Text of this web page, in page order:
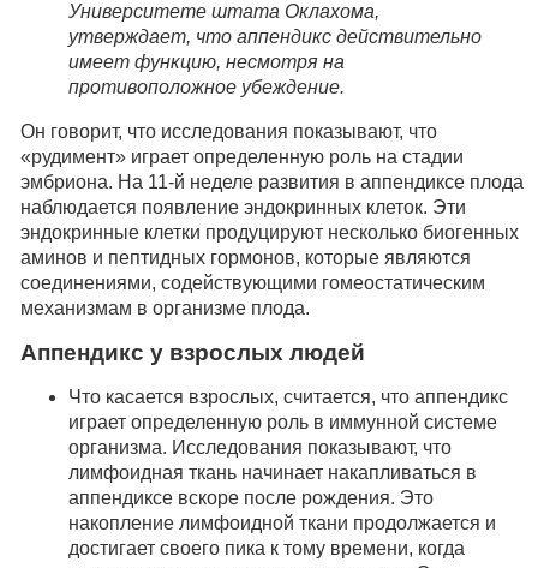
Университете штата Оклахома,
утверждает, что аппендикс действительно
имеет функцию, несмотря на
противоположное убеждение.
Он говорит, что исследования показывают, что
«рудимент» играет определенную роль на стадии
эмбриона. На 11-й неделе развития в аппендиксе плода
наблюдается появление эндокринных клеток. Эти
эндокринные клетки продуцируют несколько биогенных
аминов и пептидных гормонов, которые являются
соединениями, содействующими гомеостатическим
механизмам в организме плода.
Аппендикс у взрослых людей
Что касается взрослых, считается, что аппендикс
играет определенную роль в иммунной системе
организма. Исследования показывают, что
лимфоидная ткань начинает накапливаться в
аппендиксе вскоре после рождения. Это
накопление лимфоидной ткани продолжается и
достигает своего пика к тому времени, когда